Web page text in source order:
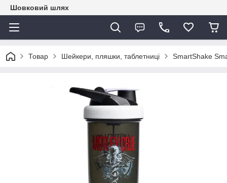
Шовковий шлях
Товар Шейкери, пляшки, таблетниці SmartShake